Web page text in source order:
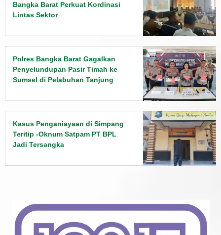
Bangka Barat Perkuat Kordinasi
Lintas Sektor
Polres Bangka Barat Gagalkan
Penyelundupan Pasir Timah ke
Sumsel di Pelabuhan Tanjung
Kasus Penganiayaan di Simpang
Teritip -Oknum Satpam PT BPL
Jadi Tersangka